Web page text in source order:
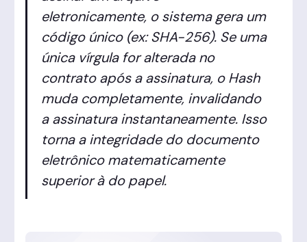
eletronicamente, o sistema gera um
código único (ex: SHA-256). Se uma
única vírgula for alterada no
contrato após a assinatura, o Hash
muda completamente, invalidando
a assinatura instantaneamente. Isso
torna a integridade do documento
eletrônico matematicamente
superior à do papel.